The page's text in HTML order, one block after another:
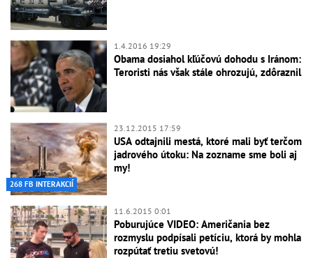
1.4.2016 19:29
Obama dosiahol kľúčovú dohodu s Iránom:
Teroristi nás však stále ohrozujú, zdôraznil
268 FB INTERAKCIÍ
23.12.2015 17:59
USA odtajnili mestá, ktoré mali byť terčom
jadrového útoku: Na zozname sme boli aj
my!
11.6.2015 0:01
Poburujúce VIDEO: Američania bez
rozmyslu podpísali petíciu, ktorá by mohla
rozpútať tretiu svetovú!